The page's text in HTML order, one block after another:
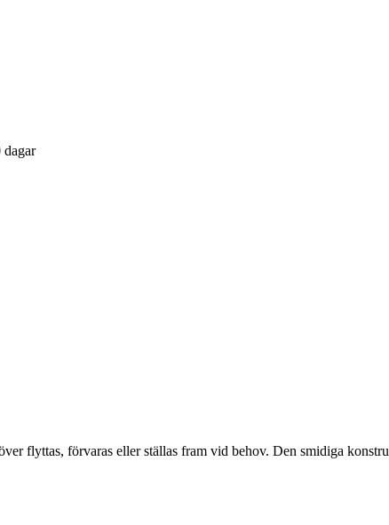
dagar
flyttas, förvaras eller ställas fram vid behov. Den smidiga